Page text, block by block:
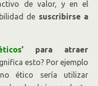
de valor, y en el
de suscribirse a
’ para atraer
esto? Por ejemplo
ético sería utilizar